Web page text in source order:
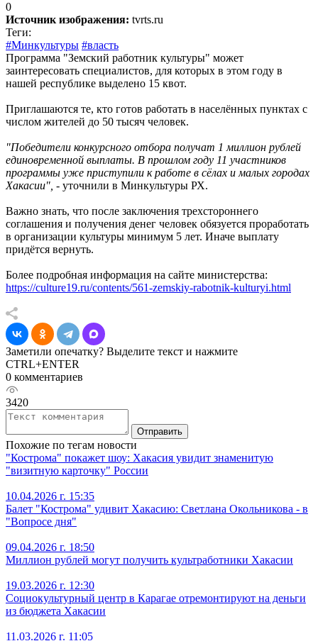
0
Источник изображения: tvrts.ru
Теги:
#Минкультуры #власть
Программа "Земский работник культуры" может
заинтересовать специалистов, для которых в этом году в
нашей республике выделено 15 квот.
Приглашаются те, кто готов работать в населённых пунктах с
числом жителей до 50 тысяч человек.
"Победители конкурсного отбора получат 1 миллион рублей
единовременной выплаты. В прошлом году 11 участников
программы уже приступили к работе в сёлах и малых городах
Хакасии", - уточнили в Минкультуры РХ.
Важно знать, что после заключения трехстороннего
соглашения и получения денег человек обязуется проработать
в организации культуры минимум 5 лет. Иначе выплату
придётся вернуть.
Более подробная информация на сайте министерства:
https://culture19.ru/contents/561-zemskiy-rabotnik-kulturyi.html
Заметили опечатку? Выделите текст и нажмите
CTRL+ENTER
0 комментариев
3420
Отправить
Похожие по тегам новости
"Кострома" покажет шоу: Хакасия увидит знаменитую
"визитную карточку" России
10.04.2026 г. 15:35
Балет "Кострома" удивит Хакасию: Светлана Окольникова - в
"Вопросе дня"
09.04.2026 г. 18:50
Миллион рублей могут получить культработники Хакасии
19.03.2026 г. 12:30
Социокультурный центр в Карагае отремонтируют на деньги
из бюджета Хакасии
11.03.2026 г. 11:05